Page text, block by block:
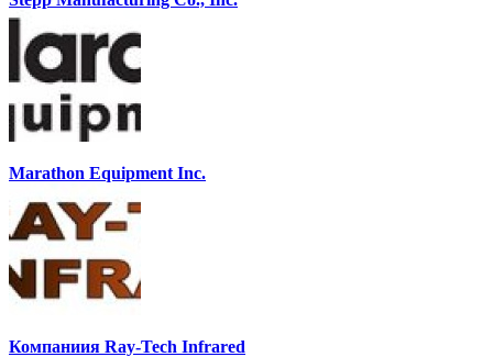
Marathon Equipment Inc.
Компаниия Ray-Tech Infrared